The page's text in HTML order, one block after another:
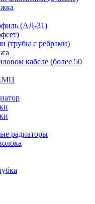
(АД-31)
(трубы с ребрами)
кабеле (более 50
радиаторы